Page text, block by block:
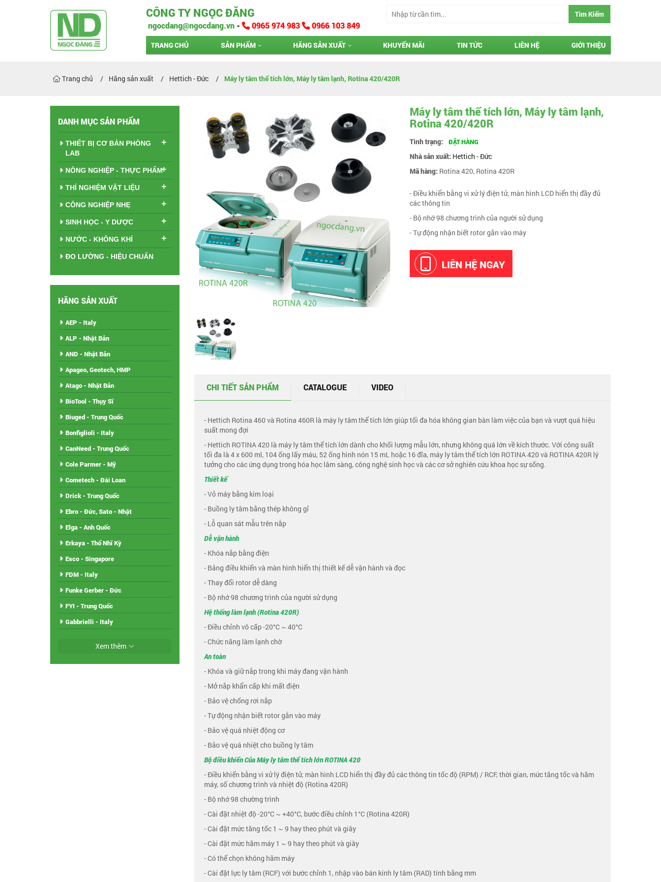
CÔNG TY NGỌC ĐĂNG
ngocdang@ngocdang.vn - 0965 974 983 0966 103 849
Tìm Kiếm
TRANG CHỦ SẢN PHẨM HÃNG SẢN XUẤT KHUYẾN MÃI TIN TỨC LIÊN HỆ GIỚI THIỆU
Trang chủ Hãng sản xuất Hettich - Đức Máy ly tâm thể tích lớn, Máy ly tâm lạnh, Rotina 420/420R
Máy ly tâm thể tích lớn, Máy ly tâm lạnh,
Rotina 420/420R
Tình trạng: ĐẶT HÀNG
Nhà sản xuất: Hettich - Đức
Mã hàng: Rotina 420, Rotina 420R
- Điều khiển bằng vi xử lý điện tử, màn hình LCD hiển thị đầy đủ
các thông tin
- Bộ nhớ 98 chương trình của người sử dụng
- Tự động nhận biết rotor gắn vào máy
LIÊN HỆ NGAY
CHI TIẾT SẢN PHẨM CATALOGUE VIDEO
- Hettich Rotina 460 và Rotina 460R là máy ly tâm thể tích lớn giúp tối đa hóa không gian bàn làm việc của bạn và vượt quá hiệu
suất mong đợi
- Hettich ROTINA 420 là máy ly tâm thể tích lớn dành cho khối lượng mẫu lớn, nhưng không quá lớn về kích thước. Với công suất
tối đa là 4 x 600 ml, 104 ống lấy máu, 52 ống hình nón 15 mL hoặc 16 đĩa, máy ly tâm thể tích lớn ROTINA 420 và ROTINA 420R lý
tưởng cho các ứng dụng trong hóa học lâm sàng, công nghệ sinh học và các cơ sở nghiên cứu khoa học sự sống.
Thiết kế
- Vỏ máy bằng kim loại
- Buồng ly tâm bằng thép không gỉ
- Lỗ quan sát mẫu trên nắp
Dễ vận hành
- Khóa nắp bằng điện
- Bảng điều khiển và màn hình hiển thị thiết kế dễ vận hành và đọc
- Thay đổi rotor dễ dàng
- Bộ nhớ 98 chương trình của người sử dụng
Hệ thống làm lạnh (Rotina 420R)
- Điều chỉnh vô cấp -20°C ~ 40°C
- Chức năng làm lạnh chờ
An toàn
- Khóa và giữ nắp trong khi máy đang vận hành
- Mở nắp khẩn cấp khi mất điện
- Bảo vệ chống rơi nắp
- Tự động nhận biết rotor gắn vào máy
- Bảo vệ quá nhiệt động cơ
- Bảo vệ quá nhiệt cho buồng ly tâm
Bộ điều khiển Của Máy ly tâm thể tích lớn ROTINA 420
- Điều khiển bằng vi xử lý điện tử, màn hình LCD hiển thị đầy đủ các thông tin tốc độ (RPM) / RCF, thời gian, mức tăng tốc và hãm
máy, số chương trình và nhiệt độ (Rotina 420R)
- Bộ nhớ 98 chường trình
- Cài đặt nhiệt độ -20°C ~ +40°C, bước điều chỉnh 1°C (Rotina 420R)
- Cài đặt mức tăng tốc 1 ~ 9 hay theo phút và giây
- Cài đặt mức hãm máy 1 ~ 9 hay theo phút và giây
- Có thể chọn không hãm máy
- Cài đặt lực ly tâm (RCF) với bước chỉnh 1, nhập vào bán kính ly tâm (RAD) tính bằng mm
DANH MỤC SẢN PHẨM
THIẾT BỊ CƠ BẢN PHÒNG
LAB
+
NÔNG NGHIỆP - THỰC PHẨM+
THÍ NGHIỆM VẬT LIỆU +
CÔNG NGHIỆP NHẸ +
SINH HỌC - Y DƯỢC +
NƯỚC - KHÔNG KHÍ +
ĐO LƯỜNG - HIỆU CHUẨN
HÃNG SẢN XUẤT
AEP - Italy
ALP - Nhật Bản
AND - Nhật Bản
Apageo, Geotech, HMP
Atago - Nhật Bản
BioTool - Thụy Sĩ
Biuged - Trung Quốc
Bonfiglioli - Italy
CanNeed - Trung Quốc
Cole Parmer - Mỹ
Cometech - Đài Loan
Drick - Trung Quốc
Ebro - Đức, Sato - Nhật
Elga - Anh Quốc
Erkaya - Thổ Nhĩ Kỳ
Esco - Singapore
FDM - Italy
Funke Gerber - Đức
FYI - Trung Quốc
Gabbrielli - Italy
Xem thêm